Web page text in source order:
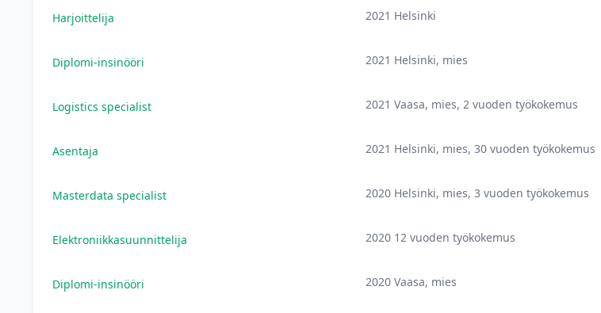
Harjoittelija 2021 Helsinki
Diplomi-insinööri 2021 Helsinki, mies
Logistics specialist 2021 Vaasa, mies, 2 vuoden työkokemus
Asentaja 2021 Helsinki, mies, 30 vuoden työkokemus
Masterdata specialist 2020 Helsinki, mies, 3 vuoden työkokemus
Elektroniikkasuunnittelija 2020 12 vuoden työkokemus
Diplomi-insinööri 2020 Vaasa, mies